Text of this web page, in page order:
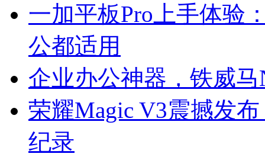
一加平板Pro上手体验
公都适用
企业办公神器，铁威
荣耀Magic V3震撼发
纪录